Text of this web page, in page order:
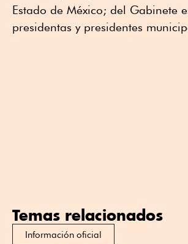
Estado de México; del Gabinete
presidentas y presidentes
Temas relacionados
Información oficial